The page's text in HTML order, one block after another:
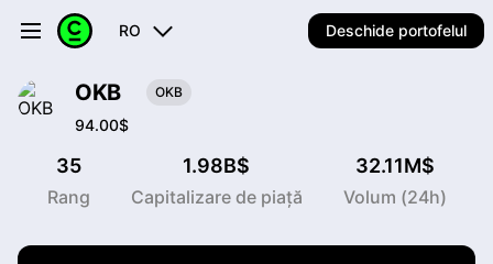
RO Deschide portofelul
OKB OKB
94.00$
35
Rang
1.98B$
Capitalizare de piață
32.11M$
Volum (24h)